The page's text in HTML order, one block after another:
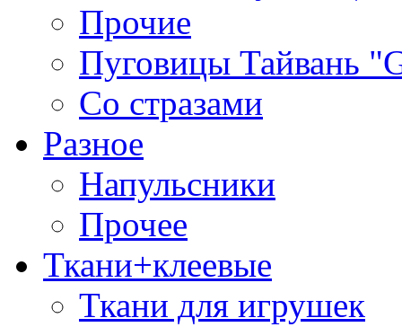
Прочие
Пуговицы Тайвань
Со стразами
Разное
Напульсники
Прочее
Ткани+клеевые
Ткани для игрушек